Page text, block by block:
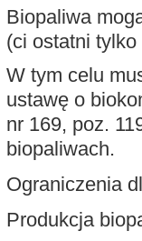
Biopaliwa
(ci ostatni tylko
W tym celu
ustawę o
nr 169, poz.
biopaliwach.
Ograniczenia
Produkcja